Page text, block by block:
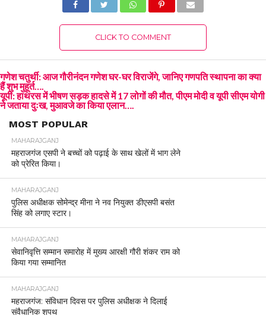
CLICK TO COMMENT
गणेश चतुर्थी: आज गौरीनंदन गणेश घर-घर विराजेंगे, जानिए गणपति स्थापना का क्या
हैं शुभ मुहूर्त….
यूपी: हाथरस में भीषण सड़क हादसे में 17 लोगों की मौत, पीएम मोदी व यूपी सीएम योगी
ने जताया दुःख, मुआवजे का किया एलान….
MOST POPULAR
MAHARAJGANJ
महराजगंज एसपी ने बच्चों को पढ़ाई के साथ खेलों में भाग लेने
को प्रेरित किया।
MAHARAJGANJ
पुलिस अधीक्षक सोमेन्द्र मीना ने नव नियुक्त डीएसपी बसंत
सिंह को लगाए स्टार।
MAHARAJGANJ
सेवानिवृत्ति सम्मान समारोह में मुख्य आरक्षी गौरी शंकर राम को
किया गया सम्मानित
MAHARAJGANJ
महराजगंज: संविधान दिवस पर पुलिस अधीक्षक ने दिलाई
संवैधानिक शपथ